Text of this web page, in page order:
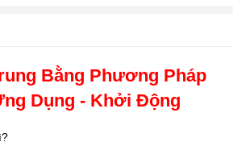
Bằng Phương Pháp
Dụng - Khởi Động